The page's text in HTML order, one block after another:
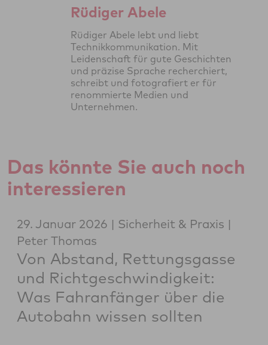
Rüdiger Abele
Rüdiger Abele lebt und liebt
Technikkommunikation. Mit
Leidenschaft für gute Geschichten
und präzise Sprache recherchiert,
schreibt und fotografiert er für
renommierte Medien und
Unternehmen.
Das könnte Sie auch noch
interessieren
29. Januar 2026
Sicherheit & Praxis
Peter Thomas
Von Abstand, Rettungsgasse
und Richtgeschwindigkeit:
Was Fahranfänger über die
Autobahn wissen sollten